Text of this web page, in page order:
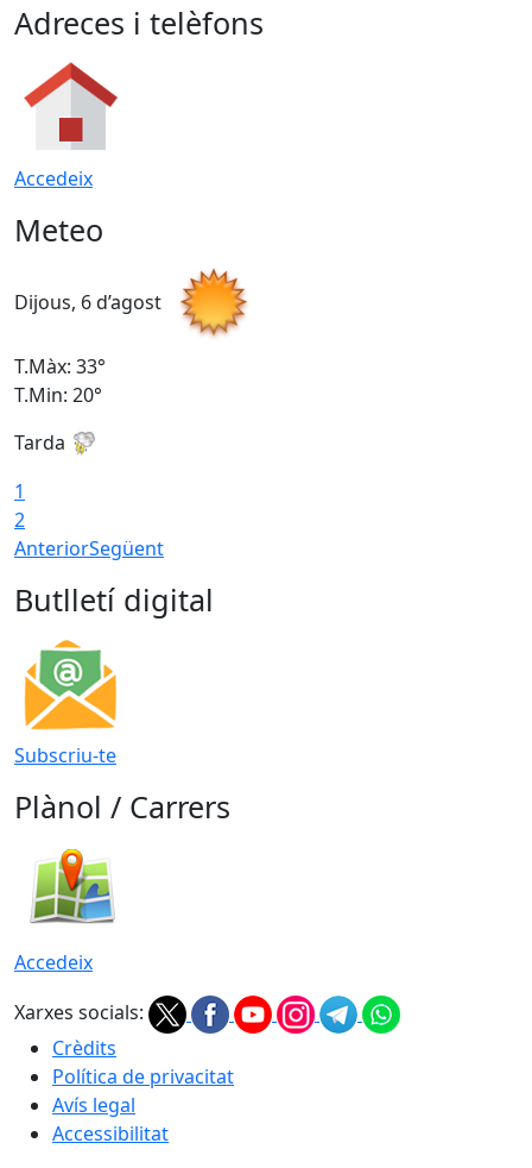
Adreces i telèfons
Accedeix
Meteo
Dijous, 6 d’agost
T.Màx: 33°
T.Min: 20°
Tarda
1
2
AnteriorSegüent
Butlletí digital
Subscriu-te
Plànol / Carrers
Accedeix
Xarxes socials:
Crèdits
Política de privacitat
Avís legal
Accessibilitat